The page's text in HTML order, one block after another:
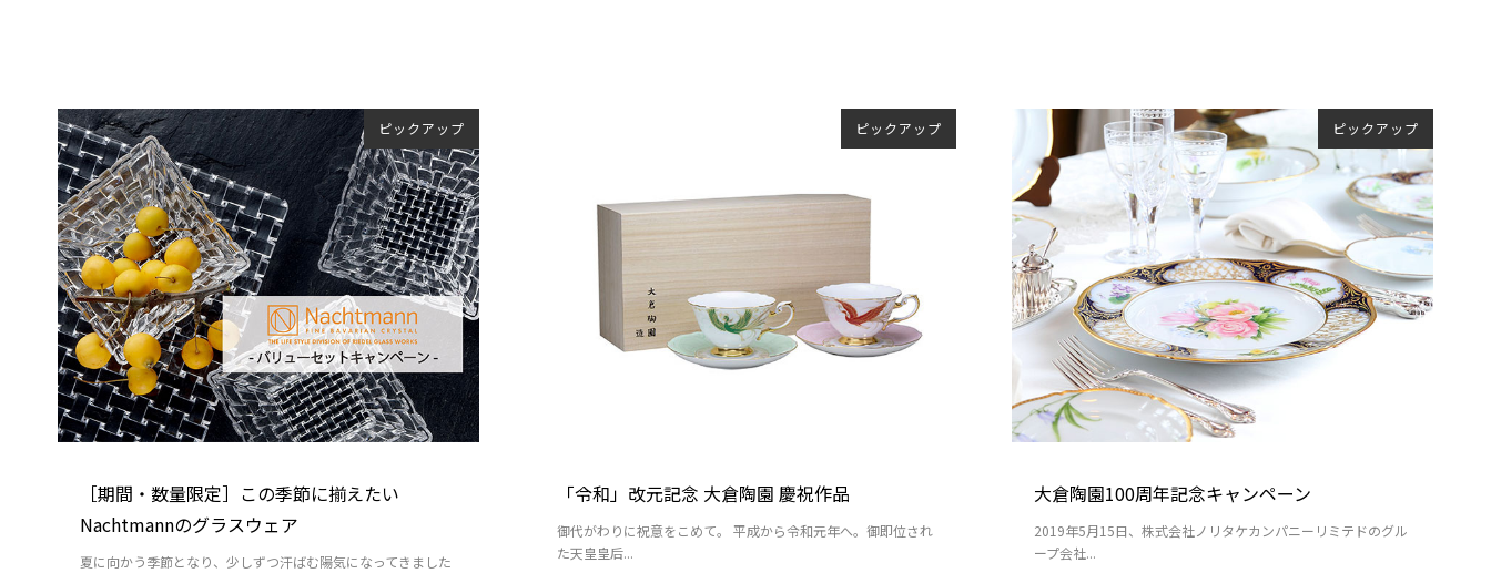
ピックアップ
［期間・数量限定］この季節に揃えたい
Nachtmannのグラスウェア
夏に向かう季節となり、少しずつ汗ばむ陽気になってきました
ピックアップ
「令和」改元記念 大倉陶園 慶祝作品
御代がわりに祝意をこめて。 平成から令和元年へ。御即位され
た天皇皇后...
ピックアップ
大倉陶園100周年記念キャンペーン
2019年5月15日、株式会社ノリタケカンパニーリミテドのグル
ープ会社...